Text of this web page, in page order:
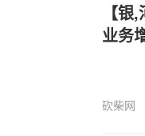
【
业务
砍柴网